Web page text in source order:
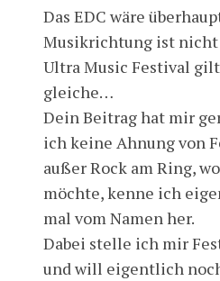
Das EDC wäre
Musikrichtung ist nicht
Ultra Music Festival
gleiche…
Dein Beitrag hat mir
ich keine Ahnung von
außer Rock am Ring,
möchte, kenne ich
mal vom Namen her.
Dabei stelle ich mir
und will eigentlich